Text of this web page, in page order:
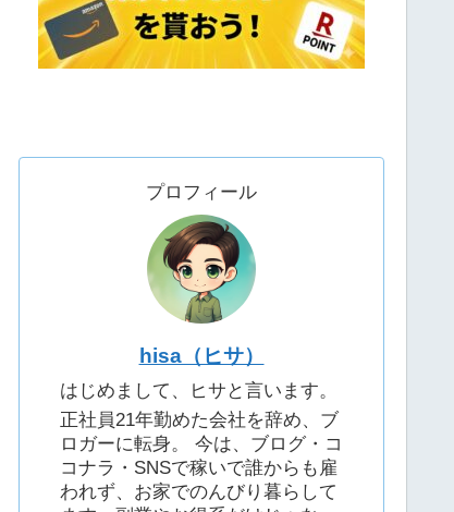
プロフィール
hisa（ヒサ）
はじめまして、ヒサと言います。
正社員21年勤めた会社を辞め、ブ
ロガーに転身。 今は、ブログ・コ
コナラ・SNSで稼いで誰からも雇
われず、お家でのんびり暮らして